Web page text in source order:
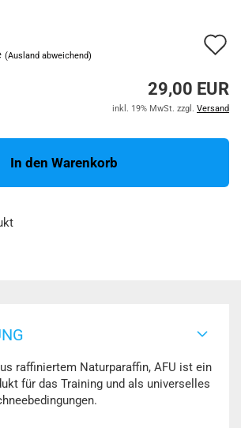
(Ausland abweichend)
29,00 EUR
inkl. 19% MwSt. zzgl. Versand
In den Warenkorb
raffiniertem Naturparaffin, AFU ist ein
für das Training und als universelles